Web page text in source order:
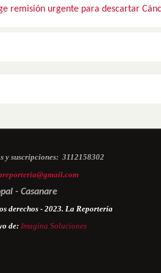
remisión urgente para descartar
y suscripciones: 3112158302
- Casanare
derechos - 2023. La Reportería
de: Imagina Soluciones